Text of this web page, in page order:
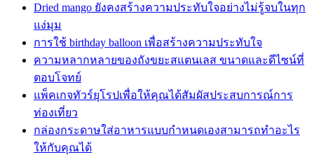
Dried mango ยังคงสร้างความประทับใจอย่างไม่รู้จบในทุก
แง่มุม
การใช้ birthday balloon เพื่อสร้างความประทับใจ
ความหลากหลายของถังขยะสแตนเลส ขนาดและดีไซน์ที่
ตอบโจทย์
แพ็คเกจทัวร์ยุโรปเพื่อให้คุณได้สัมผัสประสบการณ์การ
ท่องเที่ยว
กล่องกระดาษใส่อาหารแบบกำหนดเองสามารถทำอะไร
ให้กับคุณได้